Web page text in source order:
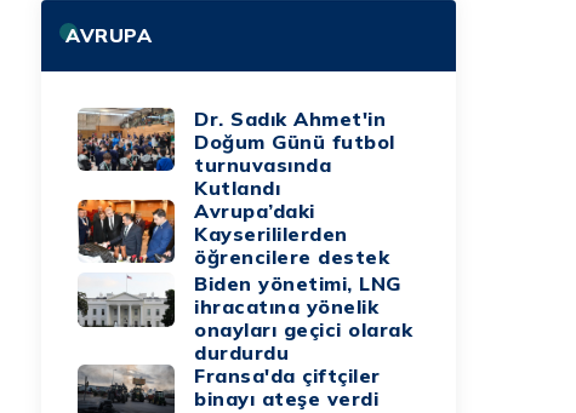
AVRUPA
Dr. Sadık Ahmet'in
Doğum Günü futbol
turnuvasında
Kutlandı
Avrupa’daki
Kayserililerden
öğrencilere destek
Biden yönetimi, LNG
ihracatına yönelik
onayları geçici olarak
durdurdu
Fransa'da çiftçiler
binayı ateşe verdi